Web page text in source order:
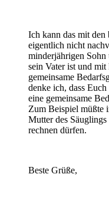
Ich kann das mit den
eigentlich nicht
minderjährigen
sein Vater ist und
gemeinsame
denke ich, dass
eine gemeinsame
Zum Beispiel müßte
Mutter des
rechnen dürfen.
Beste Grüße,